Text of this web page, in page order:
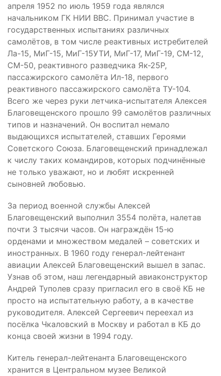
апреля 1952 по июль 1959 года являлся
начальником ГК НИИ ВВС. Принимал участие в
государственных испытаниях различных
самолётов, в том числе реактивных истребителей
Ла-15, МиГ-15, МиГ-15УТИ, МиГ-17, МиГ-19, СМ-12,
СМ-50, реактивного разведчика Як-25Р,
пассажирского самолёта Ил-18, первого
реактивного пассажирского самолёта ТУ-104.
Всего же через руки летчика-испытателя Алексея
Благовещенского прошло 99 самолётов различных
типов и назначений. Он воспитал немало
выдающихся испытателей, ставших Героями
Советского Союза. Благовещенский принадлежал
к числу таких командиров, которых подчинённые
не только уважают, но и любят искренней
сыновней любовью.
За период военной службы Алексей
Благовещенский выполнил 3554 полёта, налетав
почти 3 тысячи часов. Он награждён 15-ю
орденами и множеством медалей – советских и
иностранных. В 1960 году генерал-лейтенант
авиации Алексей Благовещенский вышел в запас.
Узнав об этом, наш легендарный авиаконструктор
Андрей Туполев сразу пригласил его в своё КБ не
просто на испытательную работу, а в качестве
руководителя. Алексей Сергеевич переехал из
посёлка Чкаловский в Москву и работал в КБ до
конца своей жизни в 1994 году.
Китель генерал-лейтенанта Благовещенского
хранится в Центральном музее Великой